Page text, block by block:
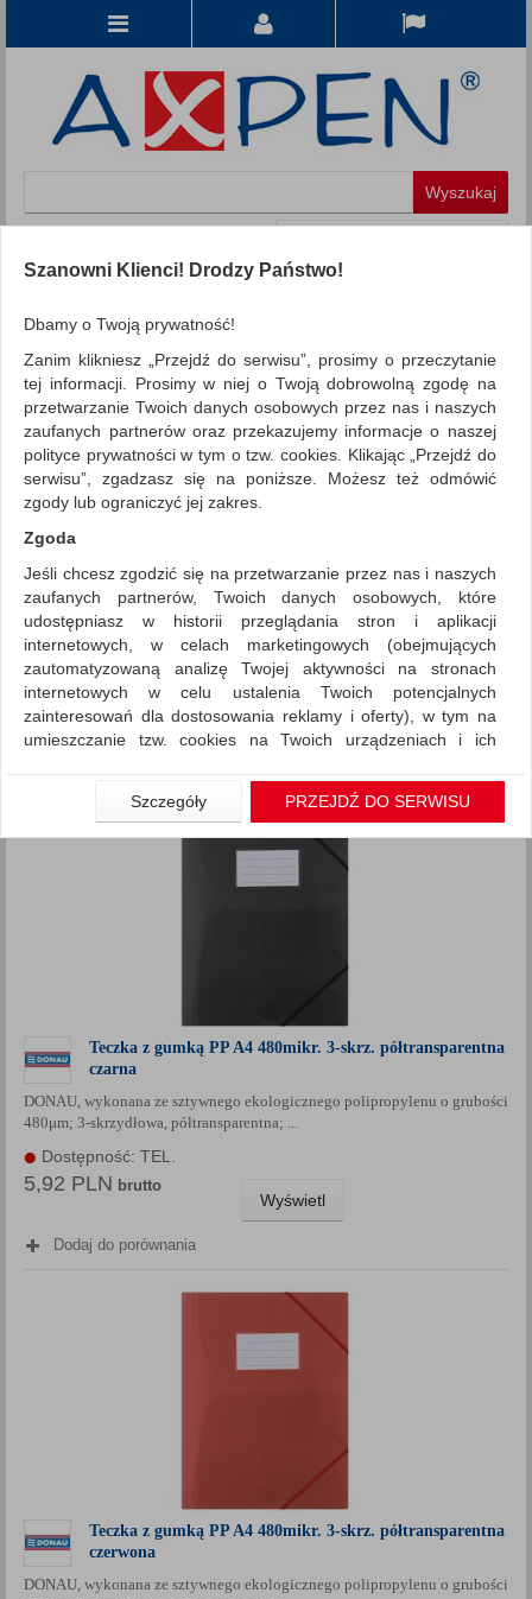
WSZYSTKIE KATEGORIE
FILTRY
Więcej
REKLAMA
AKTUALNOŚCI
Archiwizacja dokumentów Teczki płaskie
ZNALEZIONYCH PRODUKTÓW: 57 Porównaj (0)
Sortuj po Standardowe
Pokaż produktów
Siatka Lista
1 2 5
Teczka z gumką PP A4 480mikr. 3-skrz. półtransparentna
czarna
DONAU, wykonana ze sztywnego ekologicznego polipropylenu o grubości
480μm; 3-skrzydłowa, półtransparentna; ...
Dostępność: TEL.
5,92 PLN brutto
Wyświetl
Dodaj do porównania
Teczka z gumką PP A4 480mikr. 3-skrz. półtransparentna
czerwona
DONAU, wykonana ze sztywnego ekologicznego polipropylenu o grubości
Szanowni Klienci! Drodzy Państwo!
Dbamy o Twoją prywatność!
Zanim klikniesz „Przejdź do serwisu”, prosimy o przeczytanie
tej informacji. Prosimy w niej o Twoją dobrowolną zgodę na
przetwarzanie Twoich danych osobowych przez nas i naszych
zaufanych partnerów oraz przekazujemy informacje o naszej
polityce prywatności w tym o tzw. cookies. Klikając „Przejdź do
serwisu”, zgadzasz się na poniższe. Możesz też odmówić
zgody lub ograniczyć jej zakres.
Zgoda
Jeśli chcesz zgodzić się na przetwarzanie przez nas i naszych
zaufanych partnerów, Twoich danych osobowych, które
udostępniasz w historii przeglądania stron i aplikacji
internetowych, w celach marketingowych (obejmujących
zautomatyzowaną analizę Twojej aktywności na stronach
internetowych w celu ustalenia Twoich potencjalnych
zainteresowań dla dostosowania reklamy i oferty), w tym na
umieszczanie tzw. cookies na Twoich urządzeniach i ich
Jeśli nie chcesz wyrazić zgody lub ograniczyć jej zakres, kliknij
„Szczegóły”, gdzie znajdziesz wszelkie informacje o tym jak to
zrobić . Te same informacje znajdziesz także na podstronie z
naszą polityką prywatności obowiązującą od 25 maja 2018.
np. wysłanie potwierdzenia zamówienia na Państwa email lub
czy cenach indywidualnych, ważna jest Państwa wcześniejsza
zgoda której udzieliliście podczas zakładania konta.
momencie wycofać.
Klauzula Informacyjna (rozwiń)
Lista Zaufanych Partnerów (rozwiń)
Szczegóły PRZEJDŹ DO SERWISU